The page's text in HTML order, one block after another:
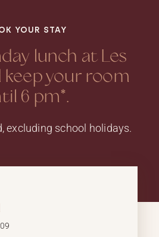
YOUR STAY
lunch at Les
keep your room
6 pm*.
excluding school holidays.